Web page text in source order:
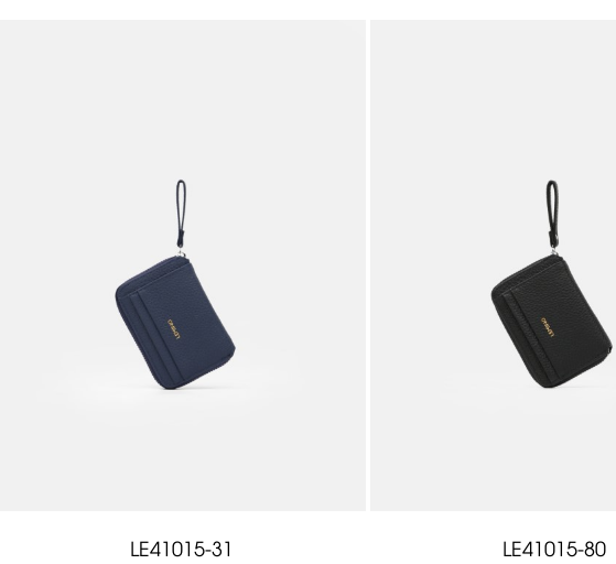
LE41015-31
LE41015-80